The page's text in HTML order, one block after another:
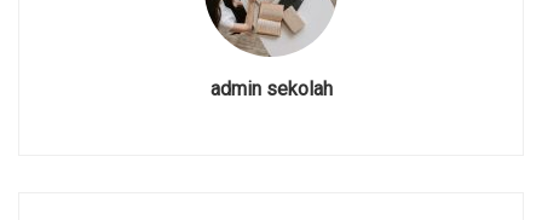
admin sekolah